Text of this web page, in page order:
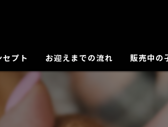
セプト
の紹介
お迎えまでの流れ 販売中の